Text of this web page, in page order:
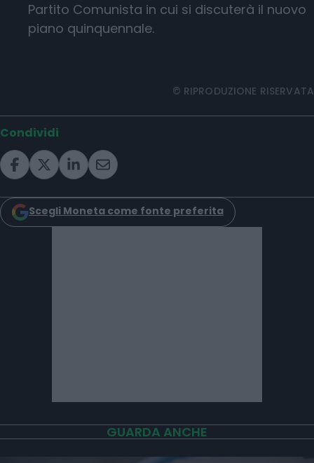
Partito Comunista in cui si discuterà il nuovo
piano quinquennale.
© RIPRODUZIONE RISERVATA
Condividi
Scegli Moneta come fonte preferita
GUARDA ANCHE